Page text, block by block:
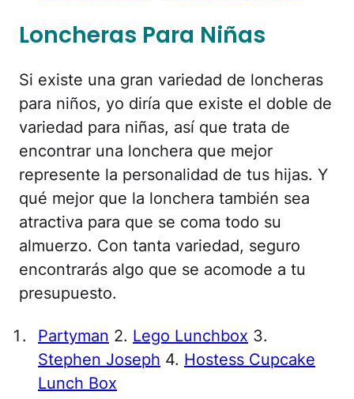
Loncheras Para Niñas
Si existe una gran variedad de loncheras
para niños, yo diría que existe el doble de
variedad para niñas, así que trata de
encontrar una lonchera que mejor
represente la personalidad de tus hijas. Y
qué mejor que la lonchera también sea
atractiva para que se coma todo su
almuerzo. Con tanta variedad, seguro
encontrarás algo que se acomode a tu
presupuesto.
Partyman 2. Lego Lunchbox 3.
Stephen Joseph 4. Hostess Cupcake
Lunch Box